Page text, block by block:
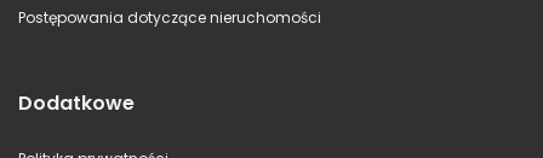
Postępowania dotyczące nieruchomości
Dodatkowe